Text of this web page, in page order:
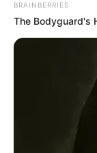
BRAINBERRIES
The Bodyguard's